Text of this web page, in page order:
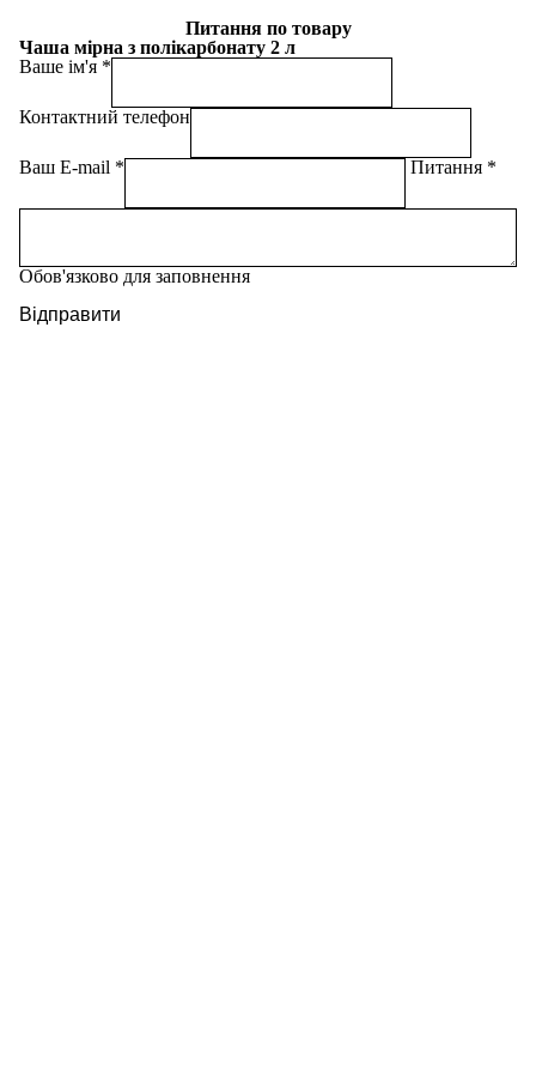
Питання по товару
Чаша мірна з полікарбонату 2 л
Ваше ім'я
Контактний телефон
Ваш E-mail Питання
Обов'язково для заповнення
Відправити